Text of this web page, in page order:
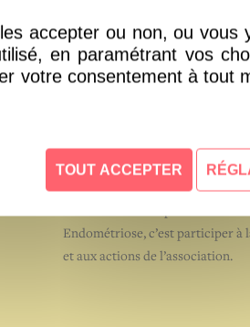
bénévole
Endométriose, c’est participer à
et aux actions de l’association.
accepter ou non, ou vous
en paramétrant vos
votre consentement à tout
TOUT ACCEPTER